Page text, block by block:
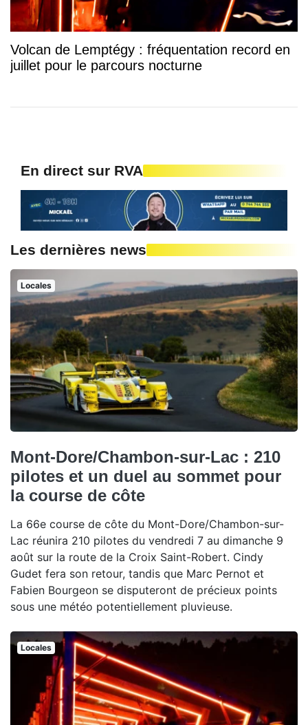
Volcan de Lemptégy : fréquentation record en
juillet pour le parcours nocturne
En direct sur RVA
Les dernières news
Locales
Mont-Dore/Chambon-sur-Lac : 210
pilotes et un duel au sommet pour
la course de côte
La 66e course de côte du Mont-Dore/Chambon-sur-
Lac réunira 210 pilotes du vendredi 7 au dimanche 9
août sur la route de la Croix Saint-Robert. Cindy
Gudet fera son retour, tandis que Marc Pernot et
Fabien Bourgeon se disputeront de précieux points
sous une météo potentiellement pluvieuse.
Locales